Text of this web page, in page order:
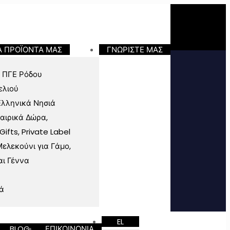
ΠΡΟΪΟΝΤΑ ΜΑΣ
ΠΓΕ Ρόδου
Νησιά
Δώρα,
Private Label
για Γάμο,
Γέννα
ΓΝΩΡΙΣΤΕ ΜΑΣ
EL